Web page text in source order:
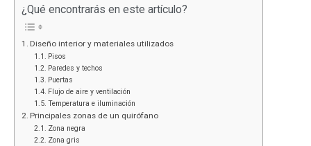
¿Qué encontrarás en este artículo?
Diseño interior y materiales utilizados
Pisos
Paredes y techos
Puertas
Flujo de aire y ventilación
​​Temperatura e iluminación
Principales zonas de un quirófano
Zona negra
Zona gris